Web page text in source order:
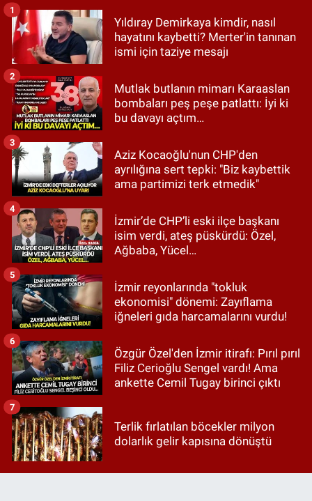
Yıldıray Demirkaya kimdir, nasıl
hayatını kaybetti? Merter'in tanınan
ismi için taziye mesajı
1
Mutlak butlanın mimarı Karaaslan
bombaları peş peşe patlattı: İyi ki
bu davayı açtım…
2
Aziz Kocaoğlu'nun CHP'den
ayrılığına sert tepki: "Biz kaybettik
ama partimizi terk etmedik"
3
İzmir’de CHP’li eski ilçe başkanı
isim verdi, ateş püskürdü: Özel,
Ağbaba, Yücel…
4
İzmir reyonlarında "tokluk
ekonomisi" dönemi: Zayıflama
iğneleri gıda harcamalarını vurdu!
5
Özgür Özel'den İzmir itirafı: Pırıl pırıl
Filiz Cerioğlu Sengel vardı! Ama
ankette Cemil Tugay birinci çıktı
6
Terlik fırlatılan böcekler milyon
dolarlık gelir kapısına dönüştü
7